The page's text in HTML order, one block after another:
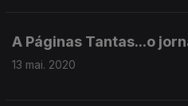
A Páginas Tantas...o
13 mai. 2020